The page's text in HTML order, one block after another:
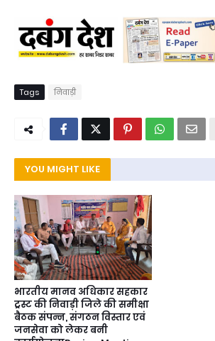
Tags निवाड़ी
YOU MIGHT LIKE
भारतीय मानव अधिकार सहकार
ट्रस्ट की निवाड़ी जिले की समीक्षा
बैठक संपन्न, संगठन विस्तार एवं
जनसेवा को लेकर बनी